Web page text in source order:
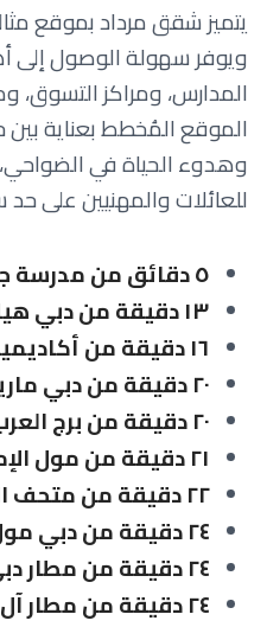
يتميز شقق مرداد بموقع
ويوفر سهولة الوصول إلى
المدارس، ومراكز التسوق،
الموقع المُخطط بعناية بين
وهدوء الحياة في
للعائلات والمهنيين على
٥ دقائق من مدرسة جيمس متروبول
١٣ دقيقة من دبي هيلز مول
١٦ دقيقة من أكاديمية دبي الأمريكية
٢٠ دقيقة من دبي مارينا مول
٢٠ دقيقة من برج العرب
٢١ دقيقة من مول الإمارات
٢٢ دقيقة من متحف المستقبل
٢٤ دقيقة من دبي مول
٢٤ دقيقة من مطار دبي الدولي
٢٤ دقيقة من مطار آل مكتوم الدولي